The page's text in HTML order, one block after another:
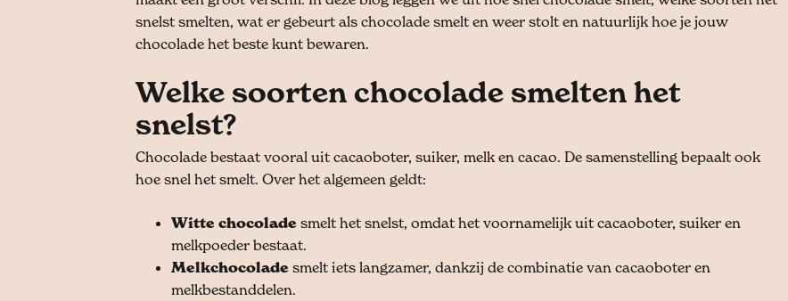
snelst smelten, wat er gebeurt als chocolade smelt en weer stolt en natuurlijk hoe je jouw
chocolade het beste kunt bewaren.
Welke soorten chocolade smelten het
snelst?
Chocolade bestaat vooral uit cacaoboter, suiker, melk en cacao. De samenstelling bepaalt ook
hoe snel het smelt. Over het algemeen geldt:
Witte chocolade smelt het snelst, omdat het voornamelijk uit cacaoboter, suiker en
melkpoeder bestaat.
Melkchocolade smelt iets langzamer, dankzij de combinatie van cacaoboter en
melkbestanddelen.